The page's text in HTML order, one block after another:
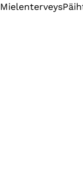
Mielenterveys